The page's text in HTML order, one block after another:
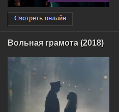
Вольная грамота (2018)